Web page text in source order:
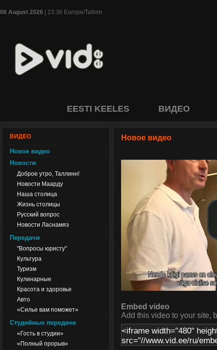
06 August 2026 | 23:36 Europe/Tallinn
EESTI KEELES ВИДЕО
ВИДЕО
Новое видео
Новости
Доброе утро, Таллинн!
Новости Маарду
Наша столица
Жизнь столицы
Русский вопрос
Новости Ласнамяэ
Передачи
"Вопросы юристу"
Культура
Туризм
Кулинарные
Красота и здоровье
Авто
«Силье вам поможет»
Студийные передачи
«Гость в студии»
«Полный прорыв»
Новое видео
Embed video
Add this video to your site,